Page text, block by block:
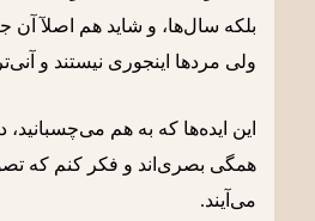
بلکه سال‌ها، و شاید هم اصلآ آن
ولی مردها اینجوری نیستند و
این ایده‌ها که به هم می‌چسبانید،
همگی بصری‌اند و فکر کنم که
می‌آیند.